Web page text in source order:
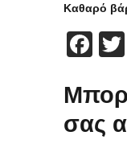
Καθαρό
σας